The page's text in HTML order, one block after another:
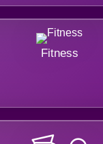
Fitness